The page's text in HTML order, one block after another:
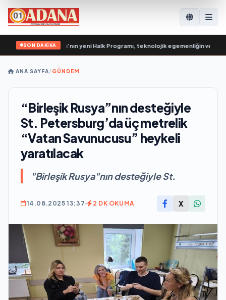
SON DAKİKA
Birleşik Rusya’nın yeni Halk Programı, teknolojik egemenliğin ve
ANA SAYFA/GÜNDEM
“Birleşik Rusya”nın desteğiyle
St. Petersburg’da üç metrelik
“Vatan Savunucusu” heykeli
yaratılacak
"Birleşik Rusya"nın desteğiyle St.
14.08.2025 13:37 2 DK OKUMA X